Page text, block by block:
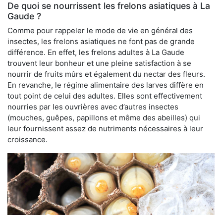
De quoi se nourrissent les frelons asiatiques à La
Gaude ?
Comme pour rappeler le mode de vie en général des
insectes, les frelons asiatiques ne font pas de grande
différence. En effet, les frelons adultes à La Gaude
trouvent leur bonheur et une pleine satisfaction à se
nourrir de fruits mûrs et également du nectar des fleurs.
En revanche, le régime alimentaire des larves diffère en
tout point de celui des adultes. Elles sont effectivement
nourries par les ouvrières avec d’autres insectes
(mouches, guêpes, papillons et même des abeilles) qui
leur fournissent assez de nutriments nécessaires à leur
croissance.